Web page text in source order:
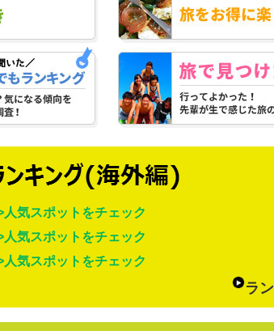
気スポットをチェック
気スポットをチェック
気スポットをチェック
ラ